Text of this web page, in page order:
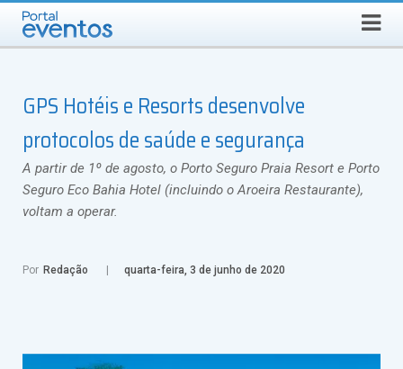
Select Language ▼
GPS Hotéis e Resorts desenvolve
protocolos de saúde e segurança
A partir de 1º de agosto, o Porto Seguro Praia Resort e Porto
Seguro Eco Bahia Hotel (incluindo o Aroeira Restaurante),
voltam a operar.
Por Redação quarta-feira, 3 de junho de 2020